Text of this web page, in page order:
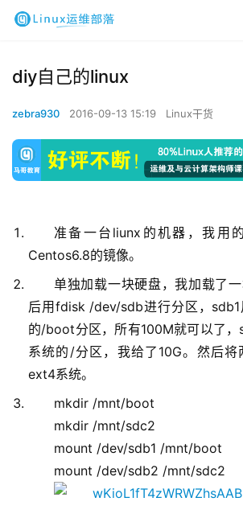
diy自己的linux
zebra930 2016-09-13 15:19 Linux干货
准备一台liunx的机器，我用
Centos6.8的镜像。
单独加载一块硬盘，我加载了
后用fdisk /dev/sdb进行分区，
的/boot分区，所有100M就可以了
系统的/分区，我给了10G。然后将
ext4系统。
mkdir /mnt/boot
mkdir /mnt/sdc2
mount /dev/sdb1 /mnt/boot
mount /dev/sdb2 /mnt/sdc2